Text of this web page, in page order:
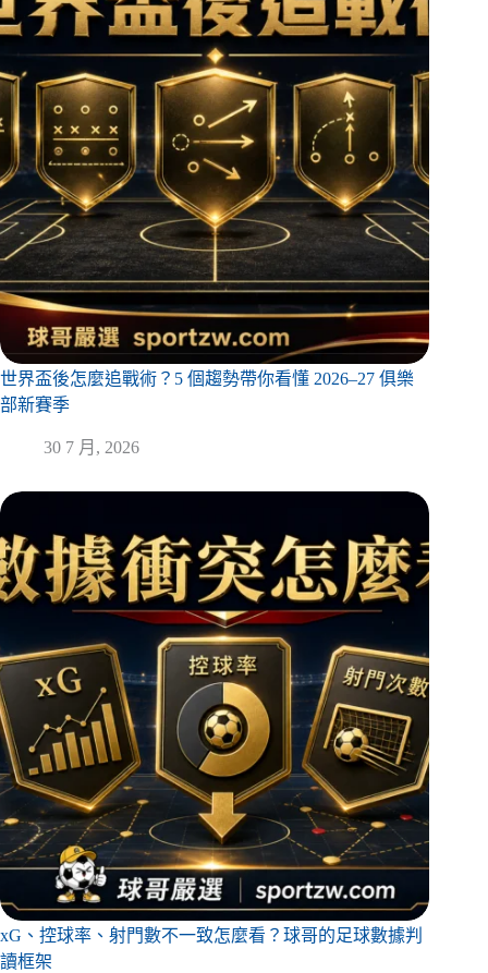
世界盃後怎麼追戰術？5 個趨勢帶你看懂 2026–27 俱樂
部新賽季
30 7 月, 2026
xG、控球率、射門數不一致怎麼看？球哥的足球數據判
讀框架